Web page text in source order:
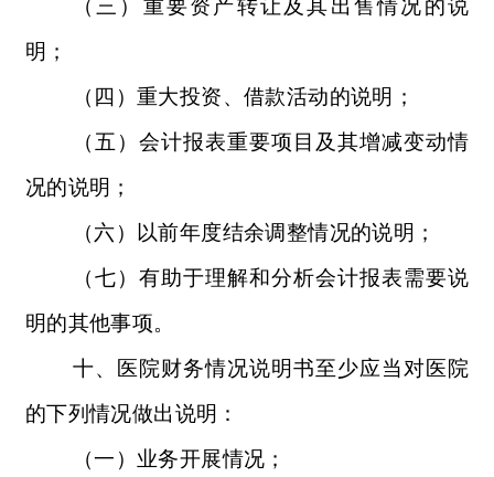
（三）重要资产转让及其出售情况的说
明；
（四）重大投资、借款活动的说明；
（五）会计报表重要项目及其增减变动情
况的说明；
（六）以前年度结余调整情况的说明；
（七）有助于理解和分析会计报表需要说
明的其他事项。
十、医院财务情况说明书至少应当对医院
的下列情况做出说明：
（一）业务开展情况；